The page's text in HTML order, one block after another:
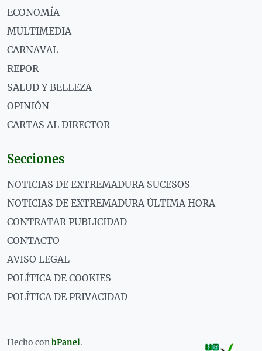
ECONOMÍA
MULTIMEDIA
CARNAVAL
REPOR
SALUD Y BELLEZA
OPINIÓN
CARTAS AL DIRECTOR
Secciones
NOTICIAS DE EXTREMADURA SUCESOS
NOTICIAS DE EXTREMADURA ÚLTIMA HORA
CONTRATAR PUBLICIDAD
CONTACTO
AVISO LEGAL
POLÍTICA DE COOKIES
POLÍTICA DE PRIVACIDAD
Hecho conbPanel.